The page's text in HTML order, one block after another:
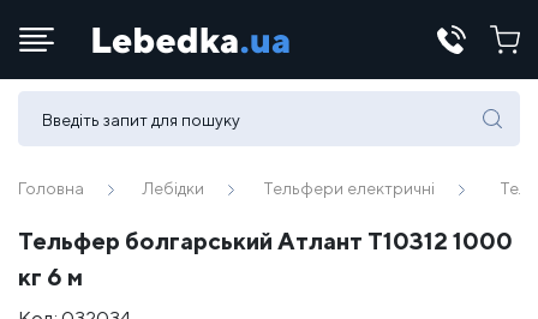
Телефони:
(067) 430 82-15
Головна Лебідки Тельфери електричні
Тельфер болгарський Атлант Т10312 1000
кг 6 м